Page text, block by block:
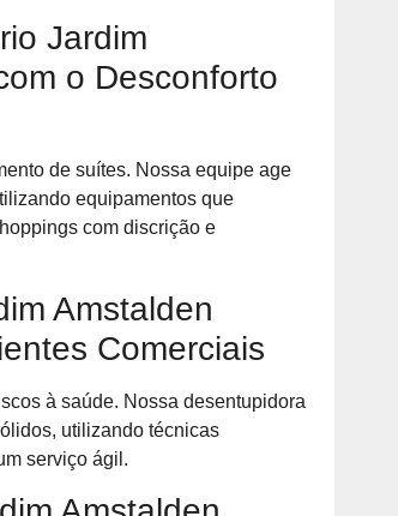
Jardim
o Desconforto
de suítes. Nossa equipe age
equipamentos que
com discrição e
Amstalden
Comerciais
à saúde. Nossa desentupidora
utilizando técnicas
serviço ágil.